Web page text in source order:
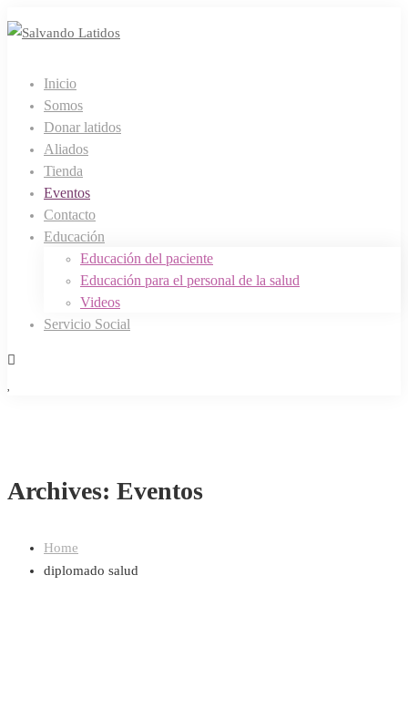
Inicio
Somos
Donar latidos
Aliados
Tienda
Eventos
Contacto
Educación
Educación del paciente
Educación para el personal de la salud
Videos
Servicio Social
Archives: Eventos
Home
diplomado salud